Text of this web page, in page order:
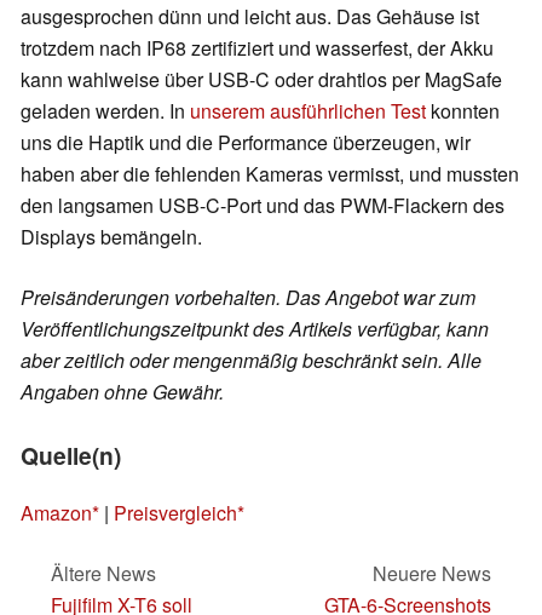
ausgesprochen dünn und leicht aus. Das Gehäuse ist
trotzdem nach IP68 zertifiziert und wasserfest, der Akku
kann wahlweise über USB-C oder drahtlos per MagSafe
geladen werden. In unserem ausführlichen Test konnten
uns die Haptik und die Performance überzeugen, wir
haben aber die fehlenden Kameras vermisst, und mussten
den langsamen USB-C-Port und das PWM-Flackern des
Displays bemängeln.
Preisänderungen vorbehalten. Das Angebot war zum
Veröffentlichungszeitpunkt des Artikels verfügbar, kann
aber zeitlich oder mengenmäßig beschränkt sein. Alle
Angaben ohne Gewähr.
Quelle(n)
Amazon | Preisvergleich
Ältere News
Fujifilm X-T6 soll
Neuere News
GTA-6-Screenshots